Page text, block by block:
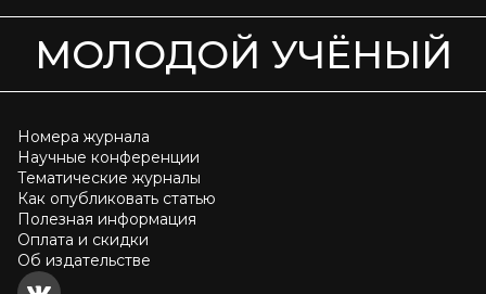
МОЛОДОЙ УЧЁНЫЙ
Номера журнала
Научные конференции
Тематические журналы
Как опубликовать статью
Полезная информация
Оплата и скидки
Об издательстве